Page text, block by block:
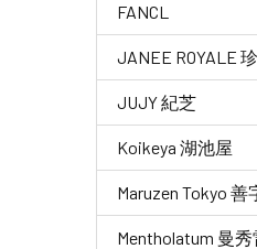
FANCL
JANEE ROYALE
JUJY 紀芝
Koikeya 湖池屋
Maruzen Tokyo 善
Mentholatum 曼